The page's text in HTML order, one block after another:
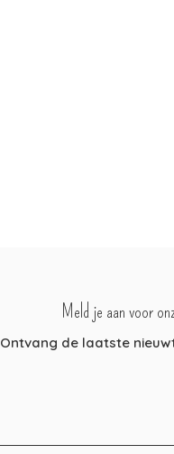
Meld je aan voor
Ontvang de laatste